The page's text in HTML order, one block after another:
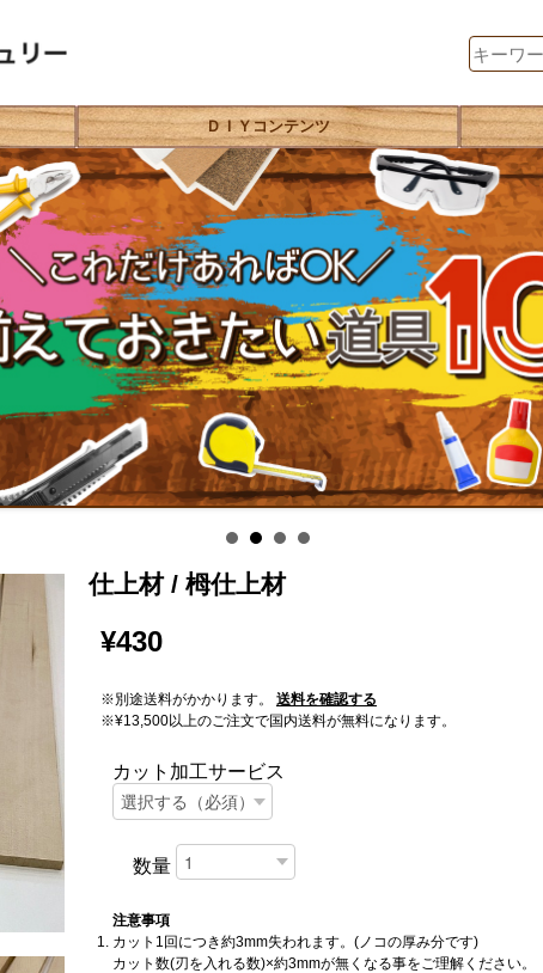
ＤＩＹコンテンツ
仕上材 / 栂仕上材
¥430
※別途送料がかかります。
送料を確認する
※¥13,500以上のご注文で国内送料が無料になります。
カット加工サービス
数量
注意事項
カット1回につき約3mm失われます。(ノコの厚み分です)
カット数(刃を入れる数)×約3mmが無くなる事をご理解ください。